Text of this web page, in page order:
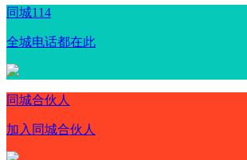
同城114
全城电话都在此
同城合伙人
加入同城合伙人